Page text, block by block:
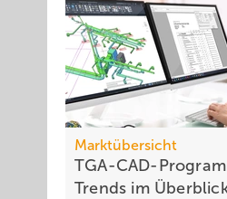
Marktübersicht
TGA-CAD-
Trends im